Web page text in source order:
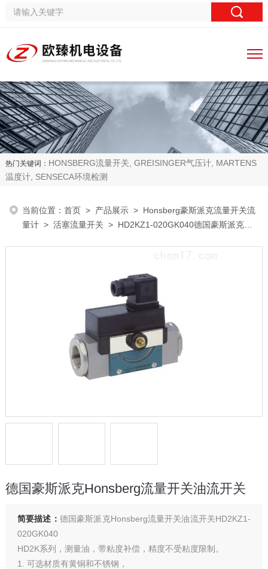
热门关键词： HONSBERG流量开关, GREISINGER气压计, MARTENS
温度计, SENSECA环境检测
当前位置：首页 > 产品展示 > Honsberg豪斯派克流量开关流
量计 >活塞流量开关 > HD2KZ1-020GK040德国豪斯派克
德国豪斯派克Honsberg流量开关油流开关
简要描述： 德国豪斯派克Honsberg流量开关油流开关HD2KZ1-
020GK040
HD2K系列，测量油，带粘度补偿，精度不受粘度限制。
1. 可选材质有黄铜和不锈钢，